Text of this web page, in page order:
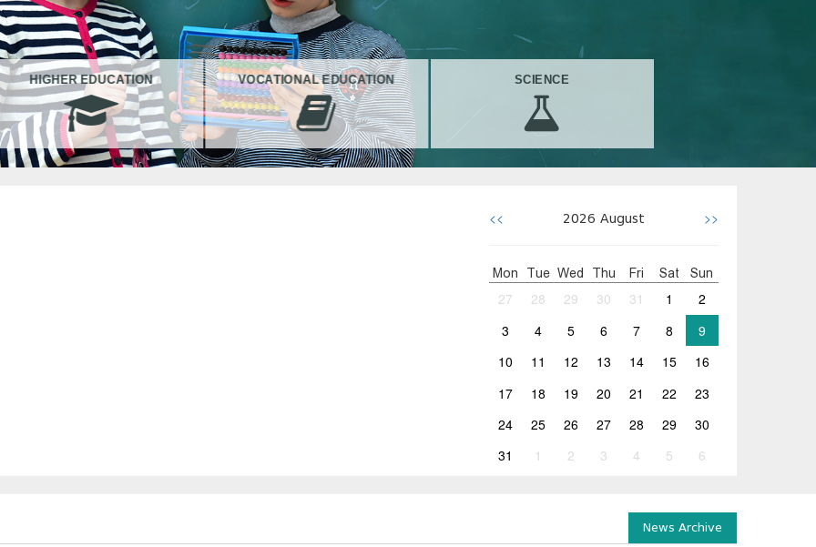
HIGHER EDUCATION VOCATIONAL EDUCATION SCIENCE
<< 2026 August >>
Mon Tue Wed Thu Fri Sat Sun
27 28 29 30 31 1
2
3
4 5 6 7 8
9
10
11 12 13 14 15
16
17
18 19 20 21 22
23
24
25 26 27 28 29
30
31
1 2 3 4 5 6
News Archive